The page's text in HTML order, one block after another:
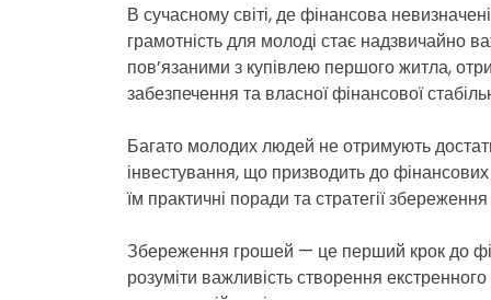
В сучасному світі, де фінансова
грамотність для молоді стає надзвичайно
пов’язаними з купівлею першого житла,
забезпечення та власної фінансової
Багато молодих людей не отримують
інвестування, що призводить до
їм практичні поради та стратегії
Збереження грошей — це перший крок до
розуміти важливість створення